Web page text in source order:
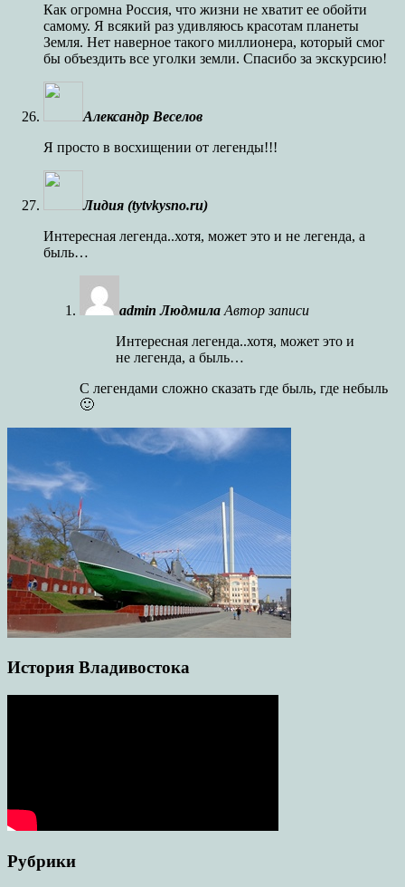
Как огромна Россия, что жизни не хватит ее обойти
самому. Я всякий раз удивляюсь красотам планеты
Земля. Нет наверное такого миллионера, который смог
бы объездить все уголки земли. Спасибо за экскурсию!
Александр Веселов
Я просто в восхищении от легенды!!!
Лидия (tytvkysno.ru)
Интересная легенда..хотя, может это и не легенда, а
быль…
admin Людмила Автор записи
Интересная легенда..хотя, может это и
не легенда, а быль…
С легендами сложно сказать где быль, где небыль
🙂
История Владивостока
Рубрики